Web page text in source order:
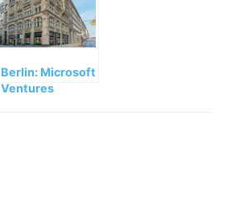
Flug im
Weihnachtsschlitten
Berlin: Microsoft
Ventures